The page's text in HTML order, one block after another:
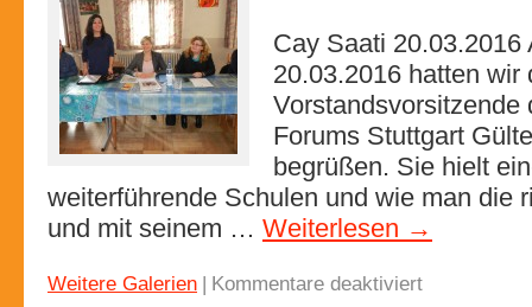
Cay Saati 20.03.2016
20.03.2016 hatten wir
Vorstandsvorsitzende
Forums Stuttgart
begrüßen. Sie hielt
weiterführende Schulen und wie man die
und mit seinem … Weiterlesen →
Weitere Galerien | Kommentare deaktiviert